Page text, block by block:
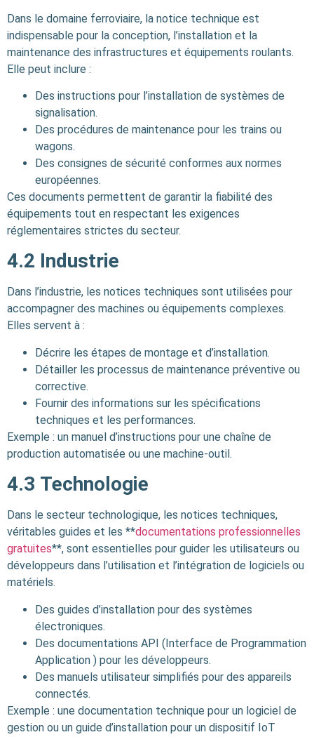
Dans le domaine ferroviaire, la notice technique est
indispensable pour la conception, l’installation et la
maintenance des infrastructures et équipements roulants.
Elle peut inclure :
Des instructions pour l’installation de systèmes de
signalisation.
Des procédures de maintenance pour les trains ou
wagons.
Des consignes de sécurité conformes aux normes
européennes.
Ces documents permettent de garantir la fiabilité des
équipements tout en respectant les exigences
réglementaires strictes du secteur.
4.2 Industrie
Dans l’industrie, les notices techniques sont utilisées pour
accompagner des machines ou équipements complexes.
Elles servent à :
Décrire les étapes de montage et d’installation.
Détailler les processus de maintenance préventive ou
corrective.
Fournir des informations sur les spécifications
techniques et les performances.
Exemple : un manuel d’instructions pour une chaîne de
production automatisée ou une machine-outil.
4.3 Technologie
Dans le secteur technologique, les notices techniques,
véritables guides et les **documentations professionnelles
gratuites**, sont essentielles pour guider les utilisateurs ou
développeurs dans l’utilisation et l’intégration de logiciels ou
matériels.
Des guides d’installation pour des systèmes
électroniques.
Des documentations API (Interface de Programmation
Application ) pour les développeurs.
Des manuels utilisateur simplifiés pour des appareils
connectés.
Exemple : une documentation technique pour un logiciel de
gestion ou un guide d’installation pour un dispositif IoT